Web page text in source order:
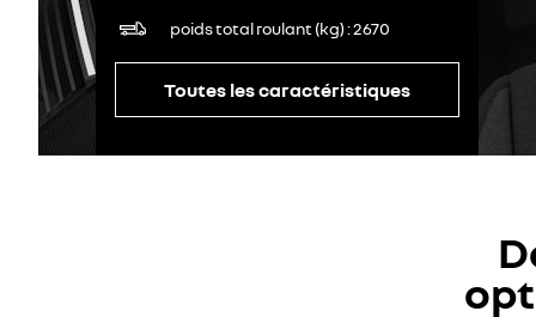
poids total roulant (kg) 2670
Toutes les caractéristiques